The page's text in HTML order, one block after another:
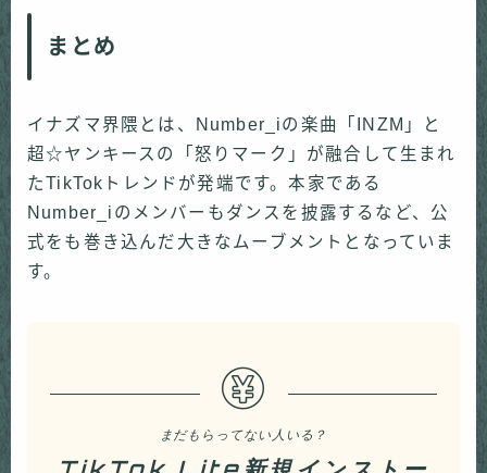
まとめ
イナズマ界隈とは、Number_iの楽曲「INZM」と
超☆ヤンキースの「怒りマーク」が融合して生まれ
たTikTokトレンドが発端です。本家である
Number_iのメンバーもダンスを披露するなど、公
式をも巻き込んだ大きなムーブメントとなっていま
す。
まだもらってない人いる？